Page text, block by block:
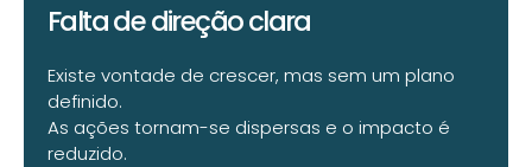
Falta de direção clara
Existe vontade de crescer, mas sem um plano
definido.
As ações tornam-se dispersas e o impacto é
reduzido.